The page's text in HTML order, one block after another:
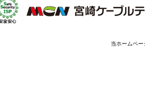
当ホームペ